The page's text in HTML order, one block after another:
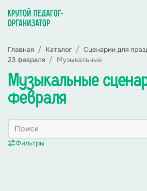
Главная Каталог
Сценарии для
23 февраля
Музыкальные
Музыкальные
февраля
Фильтры